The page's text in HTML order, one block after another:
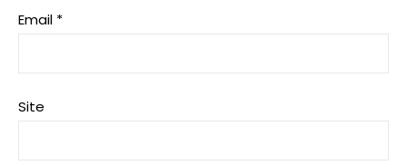
Email *
Site